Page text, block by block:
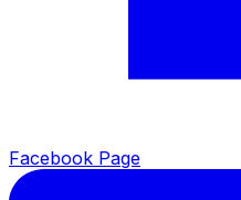
Facebook Page